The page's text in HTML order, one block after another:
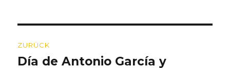
ZURÜCK
Vorheriger
Día de Antonio García y